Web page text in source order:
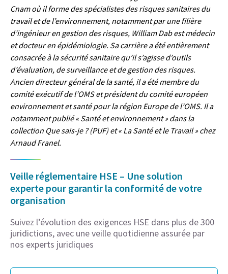
Cnam où il forme des spécialistes des risques sanitaires du
travail et de l’environnement, notamment par une filière
d’ingénieur en gestion des risques, William Dab est médecin
et docteur en épidémiologie. Sa carrière a été entièrement
consacrée à la sécurité sanitaire qu’il s’agisse d’outils
d’évaluation, de surveillance et de gestion des risques.
Ancien directeur général de la santé, il a été membre du
comité exécutif de l’OMS et président du comité européen
environnement et santé pour la région Europe de l’OMS. Il a
notamment publié « Santé et environnement » dans la
collection Que sais-je ? (PUF) et « La Santé et le Travail » chez
Arnaud Franel.
Veille réglementaire HSE – Une solution
experte pour garantir la conformité de votre
organisation
Suivez l’évolution des exigences HSE dans plus de 300
juridictions, avec une veille quotidienne assurée par
nos experts juridiques